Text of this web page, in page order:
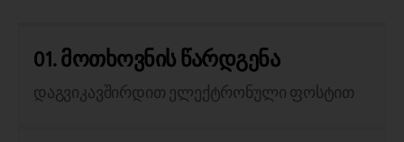
01. მოთხოვნის წარდგენა
დაგვიკავშირდით ელექტრონული ფოსტით